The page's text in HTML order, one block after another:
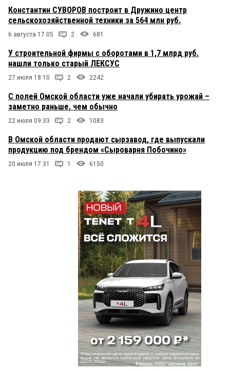
Константин СУВОРОВ построит в Дружино центр
сельскохозяйственной техники за 564 млн руб.
6 августа 17:05 2 681
У строительной фирмы с оборотами в 1,7 млрд руб.
нашли только старый ЛЕКСУС
27 июля 18:10 2 2242
С полей Омской области уже начали убирать урожай –
заметно раньше, чем обычно
22 июля 09:33 2 1083
В Омской области продают сырзавод, где выпускали
продукцию под брендом «Сыроварня Побочино»
20 июля 17:31 1 6150